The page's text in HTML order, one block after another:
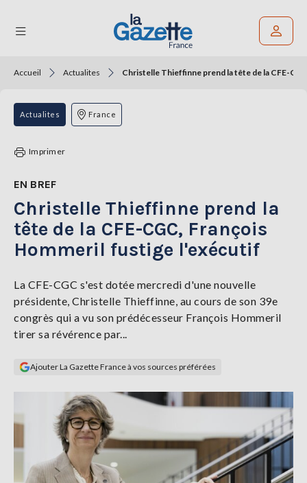
THÉMATIQUES
RÉGIONS
TENDANCES
SERVICES
LA
Se
connecter
S'abonner
Accueil Actualites Christelle Thieffinne prend la tête de la CFE-
Actualites France
Imprimer
EN BREF
Christelle Thieffinne prend la
tête de la CFE-CGC, François
Hommeril fustige l'exécutif
La CFE-CGC s'est dotée mercredi d'une nouvelle
présidente, Christelle Thieffinne, au cours de son 39e
congrès qui a vu son prédécesseur François Hommeril
tirer sa révérence par...
Ajouter La Gazette France à vos sources préférées